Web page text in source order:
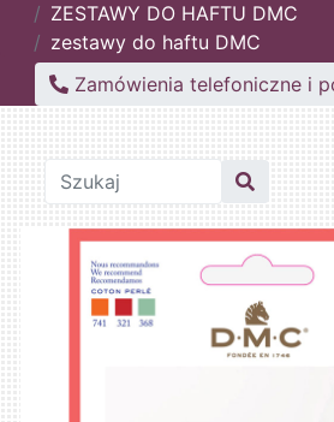
ZESTAWY DO HAFTU DMC
zestawy do haftu DMC
Zamówienia telefoniczne i